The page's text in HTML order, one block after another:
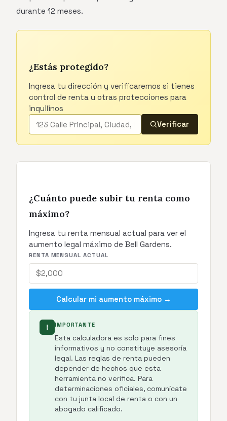
durante 12 meses.
¿Estás protegido?
Ingresa tu dirección y verificaremos si tienes
control de renta u otras protecciones para
inquilinos
Verificar
¿Cuánto puede subir tu renta como
máximo?
Ingresa tu renta mensual actual para ver el
aumento legal máximo de Bell Gardens.
RENTA MENSUAL ACTUAL
Calcular mi aumento máximo →
! IMPORTANTE
Esta calculadora es solo para fines
informativos y no constituye asesoría
legal. Las reglas de renta pueden
depender de hechos que esta
herramienta no verifica. Para
determinaciones oficiales, comunícate
con tu junta local de renta o con un
abogado calificado.